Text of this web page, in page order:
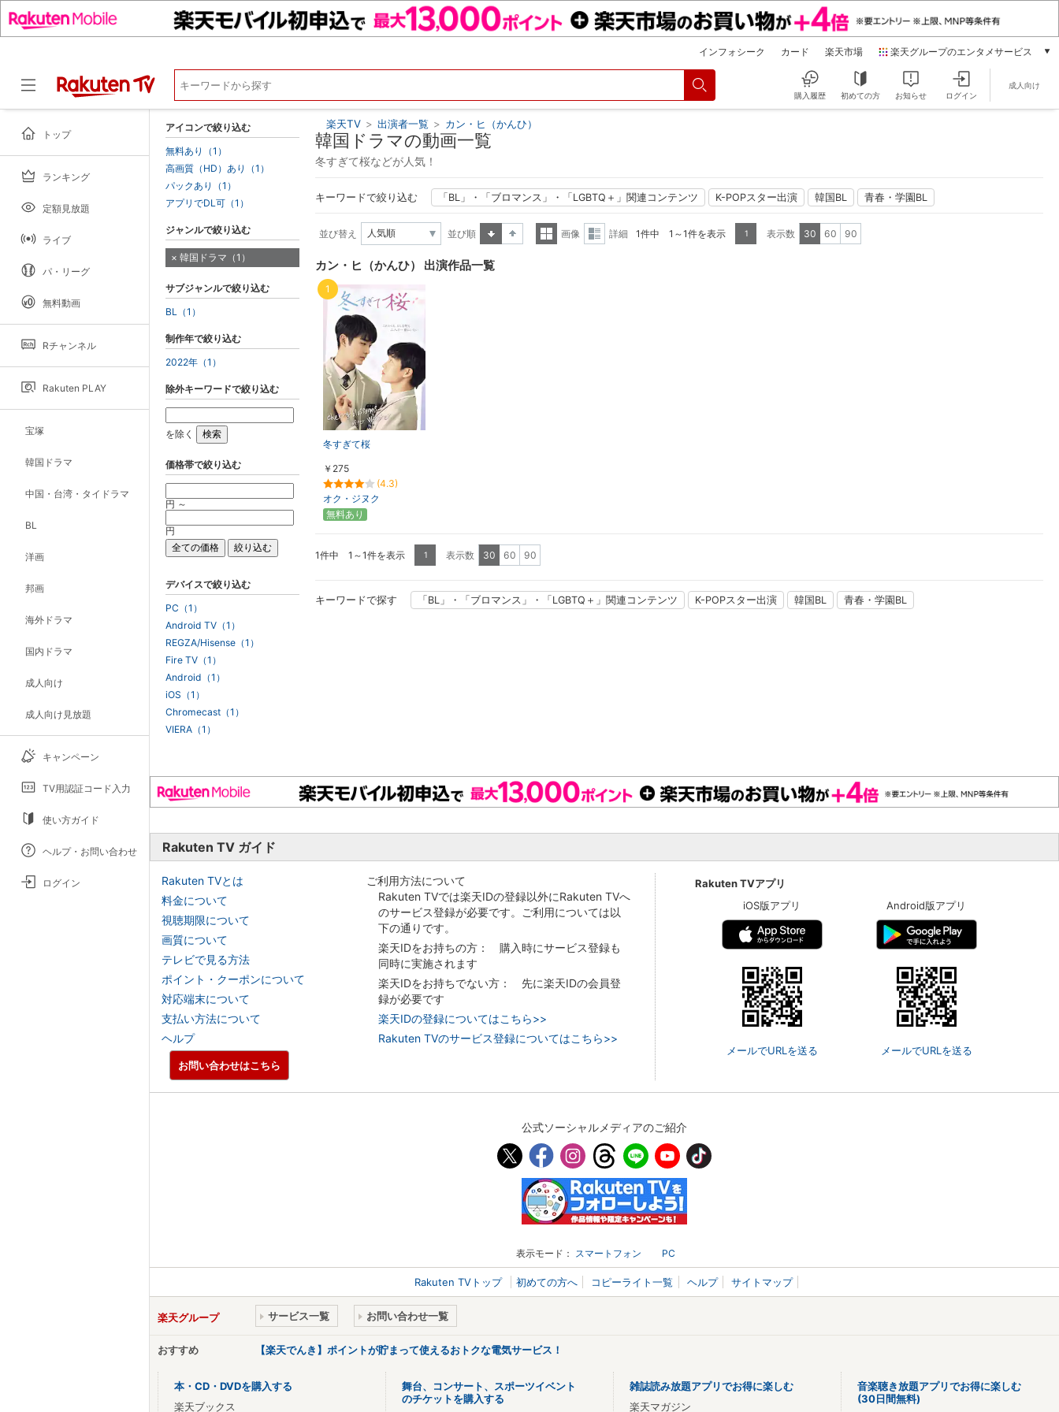
インフォシーク カード 楽天市場 楽天グループのエンタメサービス
本/ゲーム/CD/DVD
雑誌読み放題
楽天マガジン
動画配信
購入履歴 初めての方 お知らせ ログイン
成人向け
トップ
ランキング
定額見放題
ライブ
パ・リーグ
無料動画
Rチャンネル
Rakuten PLAY
宝塚
韓国ドラマ
中国・台湾・タイドラマ
BL
洋画
邦画
海外ドラマ
国内ドラマ
成人向け
成人向け見放題
キャンペーン
TV用認証コード入力
使い方ガイド
ヘルプ・お問い合わせ
ログイン
楽天TV > 出演者一覧 > カン・ヒ（かんひ）
韓国ドラマの動画一覧
冬すぎて桜などが人気！
キーワードで絞り込む 「BL」・「ブロマンス」・「LGBTQ＋」関連コンテンツ K-POPスター出演 韓国BL 青春・学園BL
並び替え
並び順
画像
詳細 1件中 1～1件を表示 1 表示数 30 60 90
カン・ヒ（かんひ） 出演作品一覧
冬すぎて桜
￥275
(4.3)
オク・ジヌク
1
無料あり
1件中 1～1件を表示 1 表示数 30 60 90
キーワードで探す 「BL」・「ブロマンス」・「LGBTQ＋」関連コンテンツ K-POPスター出演 韓国BL 青春・学園BL
アイコンで絞り込む
無料あり（1）
高画質（HD）あり（1）
パックあり（1）
アプリでDL可（1）
ジャンルで絞り込む
韓国ドラマ（1）
サブジャンルで絞り込む
BL（1）
制作年で絞り込む
2022年（1）
除外キーワードで絞り込む
を除く
価格帯で絞り込む
円 ～
円
デバイスで絞り込む
PC（1）
Android TV（1）
REGZA/Hisense（1）
Fire TV（1）
Android（1）
iOS（1）
Chromecast（1）
VIERA（1）
Rakuten TV ガイド
Rakuten TVとは
料金について
視聴期限について
画質について
テレビで見る方法
ポイント・クーポンについて
対応端末について
支払い方法について
ヘルプ
ご利用方法について
Rakuten TVでは楽天IDの登録以外にRakuten TVへ
のサービス登録が必要です。ご利用については以
下の通りです。
楽天IDをお持ちの方： 購入時にサービス登録も
同時に実施されます
楽天IDをお持ちでない方： 先に楽天IDの会員登
録が必要です
楽天IDの登録についてはこちら>>
Rakuten TVのサービス登録についてはこちら>>
Rakuten TVアプリ
iOS版アプリ
メールでURLを送る
Android版アプリ
メールでURLを送る
お問い合わせはこちら
公式ソーシャルメディアのご紹介
表示モード： スマートフォン PC
Rakuten TVトップ 初めての方へ コピーライト一覧 ヘルプ サイトマップ
楽天グループ サービス一覧 お問い合わせ一覧
おすすめ 【楽天でんき】ポイントが貯まって使えるおトクな電気サービス！
本・CD・DVDを購入する
楽天ブックス
舞台、コンサート、スポーツイベント
のチケットを購入する
雑誌読み放題アプリでお得に楽しむ
楽天マガジン
音楽聴き放題アプリでお得に楽しむ
(30日間無料)